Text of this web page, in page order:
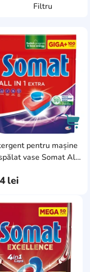
Filtru
pentru mașine
vase Somat All
lei